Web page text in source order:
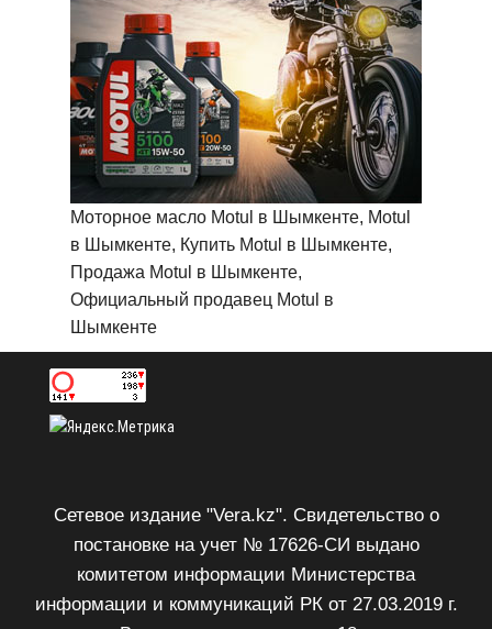
Моторное масло Motul в Шымкенте, Motul
в Шымкенте, Купить Motul в Шымкенте,
Продажа Motul в Шымкенте,
Официальный продавец Motul в
Шымкенте
Сетевое издание "Vera.kz". Свидетельство о
постановке на учет № 17626-СИ выдано
комитетом информации Министерства
информации и коммуникаций РК от 27.03.2019 г.